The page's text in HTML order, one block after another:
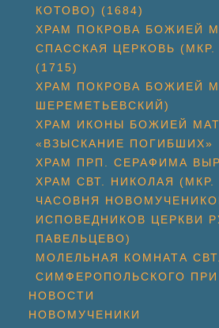
КОТОВО) (1684)
ХРАМ ПОКРОВА БОЖИЕЙ
СПАССКАЯ ЦЕРКОВЬ
(1715)
ХРАМ ПОКРОВА БОЖИЕЙ
ШЕРЕМЕТЬЕВСКИЙ)
ХРАМ ИКОНЫ БОЖИЕЙ
«ВЗЫСКАНИЕ ПОГИБШИХ»
ХРАМ ПРП. СЕРАФИМА
ХРАМ СВТ. НИКОЛАЯ
ЧАСОВНЯ
ИСПОВЕДНИКОВ ЦЕРКВИ
ПАВЕЛЬЦЕВО)
МОЛЕЛЬНАЯ КОМНАТА
СИМФЕРОПОЛЬСКОГО ПРИ
НОВОСТИ
НОВОМУЧЕНИКИ